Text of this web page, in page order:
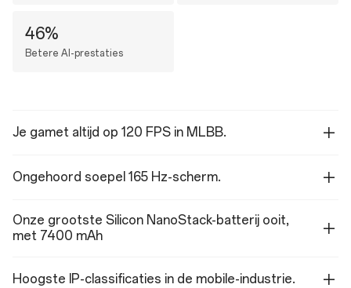
46%
Betere AI-prestaties
Je gamet altijd op 120 FPS in MLBB.
Ongehoord soepel 165 Hz-scherm.
Onze grootste Silicon NanoStack-batterij ooit,
met 7400 mAh
Hoogste IP-classificaties in de mobile-industrie.